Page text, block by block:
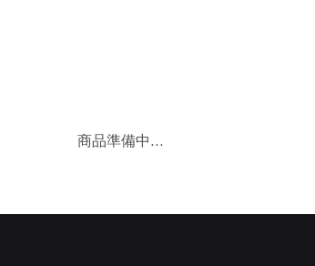
商品準備中...